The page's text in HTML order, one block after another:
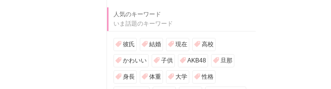
人気のキーワード
いま話題のキーワード
彼氏 結婚 現在 高校
かわいい 子供 AKB48 旦那
身長 体重 大学 性格